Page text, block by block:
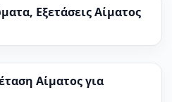
Εξετάσεις Αίματος
Αίματος για